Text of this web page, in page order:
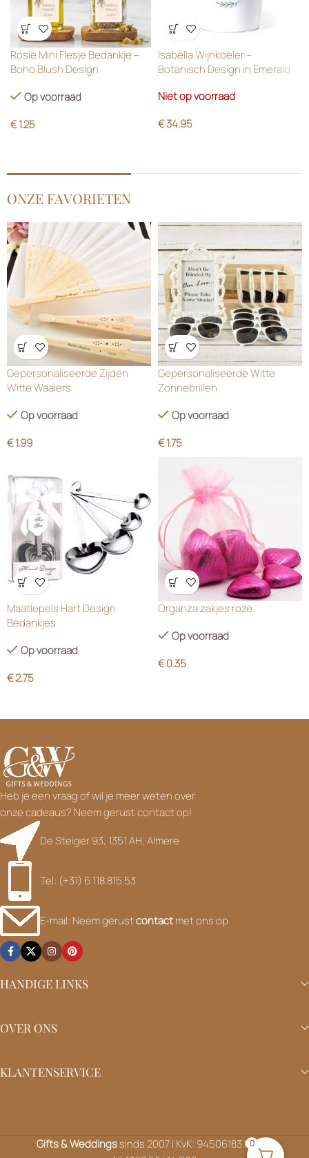
Wensenlijst
Rosie Mini Flesje Bedankje –
Boho Blush Design
Op voorraad
€1.25
Wensenlijst
Isabella Wijnkoeler –
Botanisch Design in Emerald
Niet op voorraad
€34.95
ONZE FAVORIETEN
Wensenlijst
Gepersonaliseerde Zijden
Witte Waaiers
Op voorraad
€1.99
Wensenlijst
Gepersonaliseerde Witte
Zonnebrillen
Op voorraad
€1.75
Wensenlijst
Maatlepels Hart Design
Bedankjes
Op voorraad
€2.75
Wensenlijst
Organza zakjes roze
Op voorraad
€0.35
Heb je een vraag of wil je meer weten over
onze cadeaus? Neem gerust contact op!
De Steiger 93, 1351 AH, Almere
Tel: (+31) 6 118.815.53
E-mail: Neem gerustcontactmet ons op
HANDIGE LINKS
OVER ONS
KLANTENSERVICE
Gifts & Weddingssinds 2007 | KvK: 94506183 | BTW:
0